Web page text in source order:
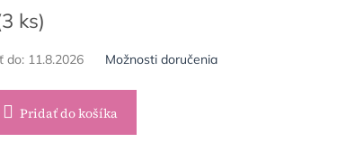
ks)
do: 11.8.2026 Možnosti doručenia
Pridať do košíka